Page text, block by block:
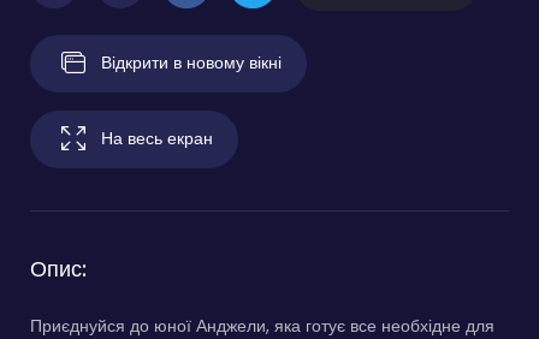
Відкрити в новому вікні
На весь екран
Опис:
Приєднуйся до юної Анджели, яка готує все необхідне для